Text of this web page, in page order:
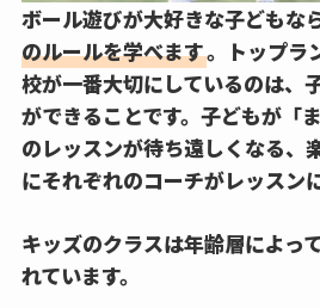
ボール遊びが大好きな子どもな
のルールを学べます。トップラ
校が一番大切にしているのは、
ができることです。子どもが「
のレッスンが待ち遠しくなる、
にそれぞれのコーチがレッスン
キッズのクラスは年齢層によっ
れています。